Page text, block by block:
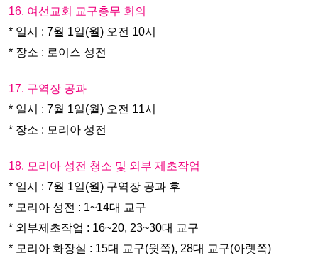
16. 여선교회 교구총무 회의
* 일시 : 7월 1일(월) 오전 10시
* 장소 : 로이스 성전
17. 구역장 공과
* 일시 : 7월 1일(월) 오전 11시
* 장소 : 모리아 성전
18. 모리아 성전 청소 및 외부 제초작업
* 일시 : 7월 1일(월) 구역장 공과 후
* 모리아 성전 : 1~14대 교구
* 외부제초작업 : 16~20, 23~30대 교구
* 모리아 화장실 : 15대 교구(윗쪽), 28대 교구(아랫쪽)